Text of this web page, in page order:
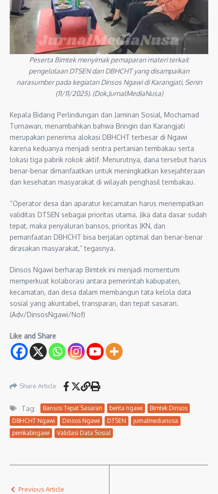
Peserta Bimtek menyimak pemaparan materi terkait
pengelolaan DTSEN dan DBHCHT yang disampaikan
narasumber pada kegiatan Dinsos Ngawi di Karangjati, Senin
(11/11/2025). (Dok.JurnalMediaNusa)
Kepala Bidang Perlindungan dan Jaminan Sosial, Mochamad
Turnawan, menambahkan bahwa Bringin dan Karangjati
merupakan penerima alokasi DBHCHT terbesar di Ngawi
karena keduanya menjadi sentra pertanian tembakau serta
lokasi tiga pabrik rokok aktif. Menurutnya, dana tersebut harus
benar-benar dimanfaatkan untuk meningkatkan kesejahteraan
dan kesehatan masyarakat di wilayah penghasil tembakau.
“Operator desa dan aparatur kecamatan harus menempatkan
validitas DTSEN sebagai prioritas utama. Jika data dasar sudah
tepat, maka penyaluran bansos, prioritas JKN, dan
pemanfaatan DBHCHT bisa berjalan optimal dan benar-benar
dirasakan masyarakat,” tegasnya.
Dinsos Ngawi berharap Bimtek ini menjadi momentum
memperkuat kolaborasi antara pemerintah kabupaten,
kecamatan, dan desa dalam membangun tata kelola data
sosial yang akuntabel, transparan, dan tepat sasaran.
(Adv/DinsosNgawi/Nof)
Like and Share
Share Article
Tag: Bansos Tepat Sasaran berita ngawi
Bimtek Dinsos
DBHCHT Ngawi
Dinsos Ngawi DTSEN
jurnalmedianusa
pemkabngawi
Validasi Data Sosial
Previous Article